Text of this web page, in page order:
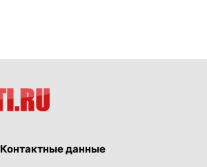
Контактные данные